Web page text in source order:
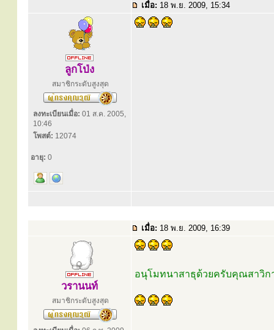
เมื่อ: 18 พ.ย. 2009, 15:34
ลูกโป่ง
สมาชิกระดับสูงสุด
ลงทะเบียนเมื่อ: 01 ส.ค. 2005,
10:46
โพสต์: 12074
อายุ: 0
เมื่อ: 18 พ.ย. 2009, 16:39
วรานนท์
สมาชิกระดับสูงสุด
อนุโมทนาสาธุด้วยครับคุณสาวิก